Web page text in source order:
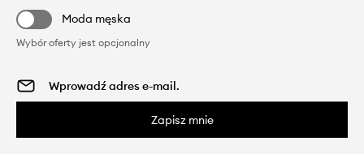
Moda męska
Wybór oferty jest opcjonalny
Zapisz mnie